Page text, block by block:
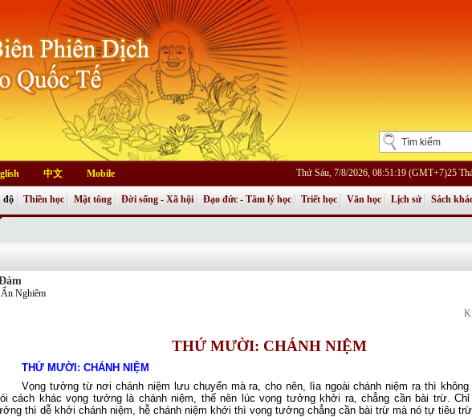
中文 Mobile Thứ Sáu, 7/8/2026, 08:51:19 (GMT+7)25
độ Thiền học Mật tông Đời sống - Xã hội Đạo đức - Tâm lý học Triết học Văn học Lịch sử Sách
Nghiêm
THỨ MƯỜI: CHÁNH NIỆM
THỨ MƯỜI: CHÁNH NIỆM
Vọng tưởng từ nơi chánh niệm lưu chuyển mà ra, cho nên, lìa ngoài chánh niệm ra thì
cách khác vọng tưởng là chánh niệm, thế nên lúc vọng tưởng khởi ra, chẳng cần bài trừ.
thì dễ khởi chánh niệm, hễ chánh niệm khởi thì vọng tưởng chẳng cần bài trừ mà nó tự tiêu